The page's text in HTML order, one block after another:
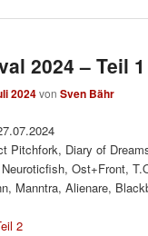
2024 – Teil 1
2024vonSven Bähr
Pitchfork, Diary of
Ost+Front,
Manntra, Alienare,
2